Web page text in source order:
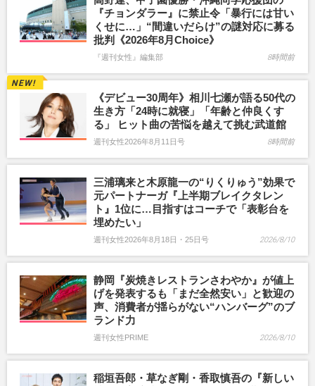
『チョンダラー』に禁止令「暴行には甘い
くせに…」“間違いだらけ”の謎対応に募る
批判《2026年8月Choice》
『週刊女性』編集部 8時間前
《デビュー30周年》相川七瀬が語る50代の
生き方「24時に就寝」「年齢と仲良くす
る」 ヒット曲の苦悩を越えて挑む武道館
週刊女性2026年8月11日号 8時間前
三浦璃来と木原龍一の“りくりゅう”効果で
元パートナーガ『上半期ブレイクタレン
ト』1位に…目指すはコーチで「表彰台を
埋めたい」
週刊女性2026年8月18日・25日号 2026/8/10
静岡『炭焼きレストランさわやか』が値上
げを発表するも「まだ全然安い」と歓迎の
声、消費者が揺らがない“ハンバーグ”のブ
ランド力
週刊女性PRIME 2026/8/10
稲垣吾郎・草なぎ剛・香取慎吾の『新しい